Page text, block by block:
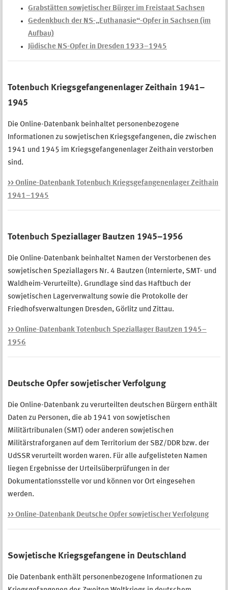
Grabstätten sowjetischer Bürger im Freistaat Sachsen
Gedenkbuch der NS-„Euthanasie“-Opfer in Sachsen (im
Aufbau)
Jüdische NS-Opfer in Dresden 1933–1945
Totenbuch Kriegsgefangenenlager Zeithain 1941–
1945
Die Online-Datenbank beinhaltet personenbezogene
Informationen zu sowjetischen Kriegsgefangenen, die zwischen
1941 und 1945 im Kriegsgefangenenlager Zeithain verstorben
sind.
>> Online-Datenbank Totenbuch Kriegsgefangenenlager Zeithain
1941–1945
Totenbuch Speziallager Bautzen 1945–1956
Die Online-Datenbank beinhaltet Namen der Verstorbenen des
sowjetischen Speziallagers Nr. 4 Bautzen (Internierte, SMT- und
Waldheim-Verurteilte). Grundlage sind das Haftbuch der
sowjetischen Lagerverwaltung sowie die Protokolle der
Friedhofsverwaltungen Dresden, Görlitz und Zittau.
>> Online-Datenbank Totenbuch Speziallager Bautzen 1945–
1956
Deutsche Opfer sowjetischer Verfolgung
Die Online-Datenbank zu verurteilten deutschen Bürgern enthält
Daten zu Personen, die ab 1941 von sowjetischen
Militärtribunalen (SMT) oder anderen sowjetischen
Militärstraforganen auf dem Territorium der SBZ/DDR bzw. der
UdSSR verurteilt worden waren. Für alle aufgelisteten Namen
liegen Ergebnisse der Urteilsüberprüfungen in der
Dokumentationsstelle vor und können vor Ort eingesehen
werden.
>> Online-Datenbank Deutsche Opfer sowjetischer Verfolgung
Sowjetische Kriegsgefangene in Deutschland
Die Datenbank enthält personenbezogene Informationen zu